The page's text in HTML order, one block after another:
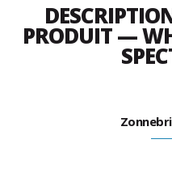
PRODUIT —